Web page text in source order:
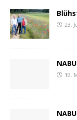
23.
19.